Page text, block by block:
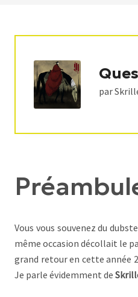
par
Vous vous souvenez du
même occasion décollait le
grand retour en cette année
Je parle évidemment de